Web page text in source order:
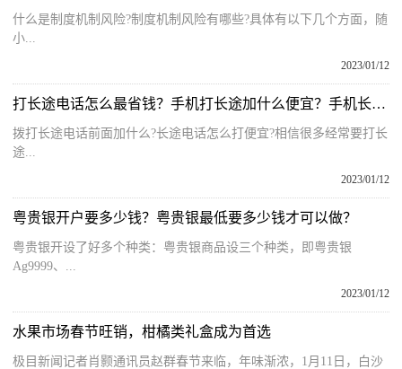
什么是制度机制风险?制度机制风险有哪些?具体有以下几个方面，随
小...
2023/01/12
打长途电话怎么最省钱？手机打长途加什么便宜？手机长途收费标准
拨打长途电话前面加什么?长途电话怎么打便宜?相信很多经常要打长
途...
2023/01/12
粤贵银开户要多少钱？粤贵银最低要多少钱才可以做？
粤贵银开设了好多个种类：粤贵银商品设三个种类，即粤贵银
Ag9999、...
2023/01/12
水果市场春节旺销，柑橘类礼盒成为首选
极目新闻记者肖颢通讯员赵群春节来临，年味渐浓，1月11日，白沙